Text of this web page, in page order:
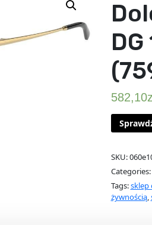
DG
582,10
SKU:
Categories:
Tags:sklep
żywnością,